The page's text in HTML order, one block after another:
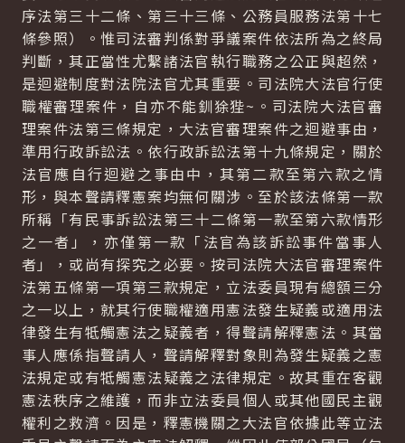
序法第三十二條、第三十三條、公務員服務法第十七
條參照）。惟司法審判係對爭議案件依法所為之終局
判斷，其正當性尤繫諸法官執行職務之公正與超然，
是迴避制度對法院法官尤其重要。司法院大法官行使
職權審理案件，自亦不能釧狳狴~。司法院大法官審
理案件法第三條規定，大法官審理案件之迴避事由，
準用行政訴訟法。依行政訴訟法第十九條規定，關於
法官應自行迴避之事由中，其第二款至第六款之情
形，與本聲請釋憲案均無何關涉。至於該法條第一款
所稱「有民事訴訟法第三十二條第一款至第六款情形
之一者」，亦僅第一款「法官為該訴訟事件當事人
者」，或尚有探究之必要。按司法院大法官審理案件
法第五條第一項第三款規定，立法委員現有總額三分
之一以上，就其行使職權適用憲法發生疑義或適用法
律發生有牴觸憲法之疑義者，得聲請解釋憲法。其當
事人應係指聲請人，聲請解釋對象則為發生疑義之憲
法規定或有牴觸憲法疑義之法律規定。故其重在客觀
憲法秩序之維護，而非立法委員個人或其他國民主觀
權利之救濟。因是，釋憲機關之大法官依據此等立法